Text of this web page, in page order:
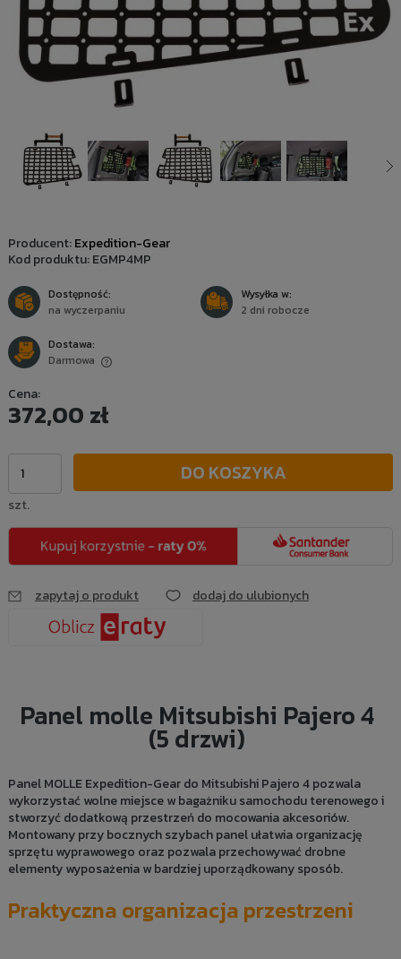
Producent:Expedition-Gear
Kod produktu:EGMP4MP
Dostępność:
na wyczerpaniu
Wysyłka w:
2 dni robocze
Dostawa:
Darmowa
Cena:
372,00 zł
szt.
DO KOSZYKA
zapytaj o produkt dodaj do ulubionych
Panel molle Mitsubishi Pajero 4
(5 drzwi)
Panel MOLLE Expedition-Gear do Mitsubishi Pajero 4 pozwala
wykorzystać wolne miejsce w bagażniku samochodu terenowego i
stworzyć dodatkową przestrzeń do mocowania akcesoriów.
Montowany przy bocznych szybach panel ułatwia organizację
sprzętu wyprawowego oraz pozwala przechowywać drobne
elementy wyposażenia w bardziej uporządkowany sposób.
Praktyczna organizacja przestrzeni